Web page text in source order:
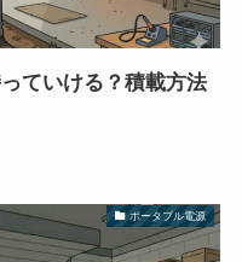
ていける？積載方法
ポータブル電源